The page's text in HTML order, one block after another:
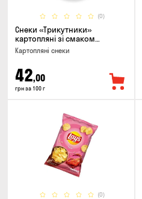
(0)
Снеки «Трикутники»
картопляні зі смаком
сметани з цибулею
Картопляні снеки
42,00
грн за 100 г
(0)